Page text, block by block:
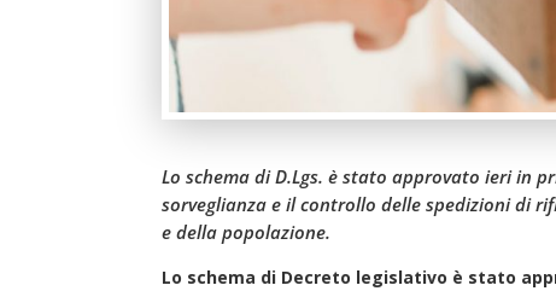
Lo schema di D.Lgs. è stato approvato ieri in
sorveglianza e il controllo delle spedizioni di
e della popolazione.
Lo schema di Decreto legislativo è stato